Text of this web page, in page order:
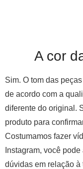
A cor
Sim. O tom das
de acordo com a
diferente do original.
produto para
Costumamos fazer
Instagram, você
dúvidas em relação à